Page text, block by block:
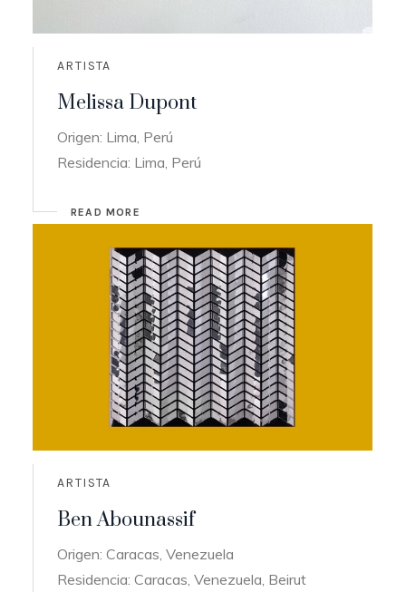
ARTISTA
Melissa Dupont
Origen: Lima, Perú
Residencia: Lima, Perú
READ MORE
ARTISTA
Ben Abounassif
Origen: Caracas, Venezuela
Residencia: Caracas, Venezuela, Beirut